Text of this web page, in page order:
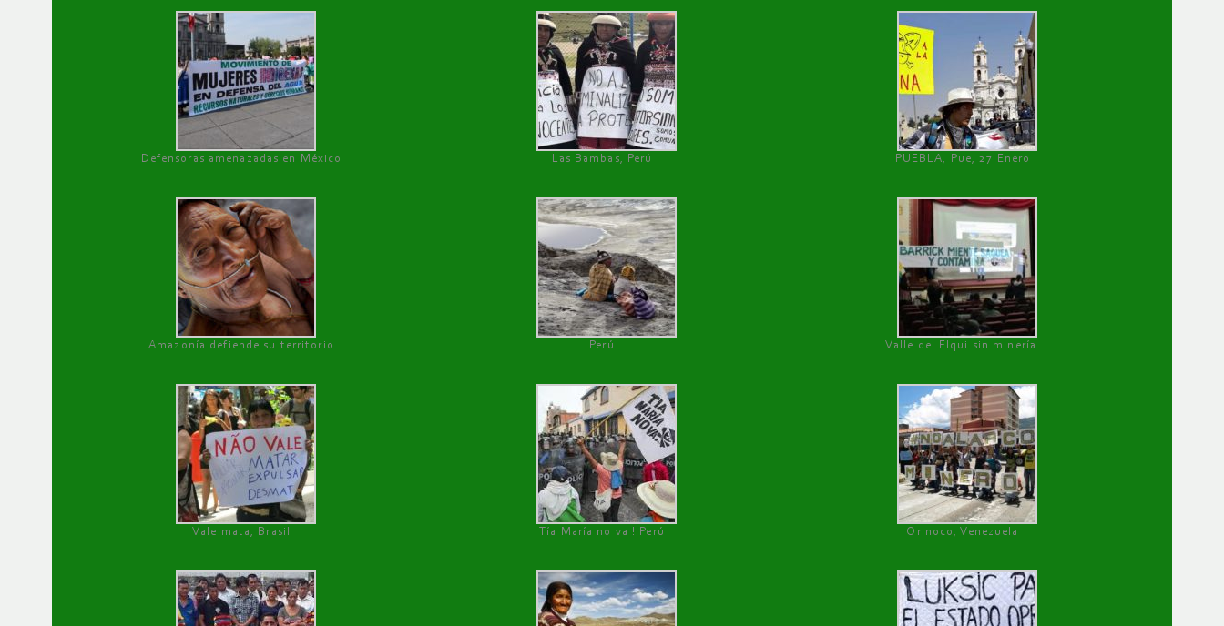
Defensoras amenazadas en México Las Bambas, Perú PUEBLA, Pue, 27 Enero
Amazonía defiende su territorio Perú Valle del Elqui sin minería.
Vale mata, Brasil Tía María no va ! Perú Orinoco, Venezuela